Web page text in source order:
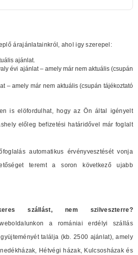
árajánlatainkról, ahol igy szerepel:
ajánlat.
évi ajánlat – amely már nem aktuális (csupán
– amely már nem aktuális (csupán tájékoztató
is elöfordulhat, hogy az Ön által igényelt
előleg befizetési határidővel már foglalt
automatikus érvényvesztését vonja
teremt a soron következő ujabb
szállást, nem szilveszterre?
a romániai erdélyi szállás
találja (kb. 2500 ajánlat), amely
Hétvégi házak, Kulcsosházak és